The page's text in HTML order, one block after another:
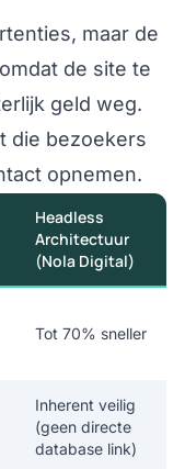
maar de
de site te
geld weg.
die bezoekers
opnemen.
Headless
Architectuur
(Nola Digital)
Tot 70% sneller
Inherent veilig
(geen directe
database link)